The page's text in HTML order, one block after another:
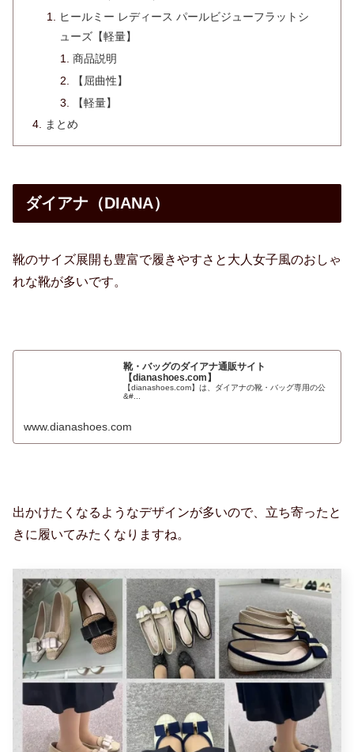
ヒールミー レディース パールビジューフラットシ
ューズ【軽量】
商品説明
【屈曲性】
【軽量】
まとめ
ダイアナ（DIANA）
靴のサイズ展開も豊富で履きやすさと大人女子風のおしゃ
れな靴が多いです。
靴・バッグのダイアナ通販サイト
【dianashoes.com】
【dianashoes.com】は、ダイアナの靴・バッグ専用の公
&#...
www.dianashoes.com
出かけたくなるようなデザインが多いので、立ち寄ったと
きに履いてみたくなりますね。